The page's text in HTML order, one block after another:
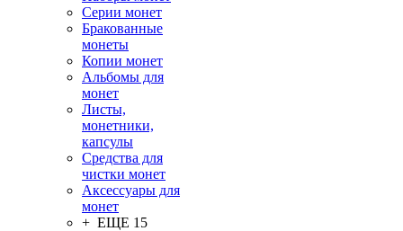
Серии монет
Бракованные
монеты
Копии монет
Альбомы для
монет
Листы,
монетники,
капсулы
Средства для
чистки монет
Аксессуары для
монет
+ ЕЩЕ 15